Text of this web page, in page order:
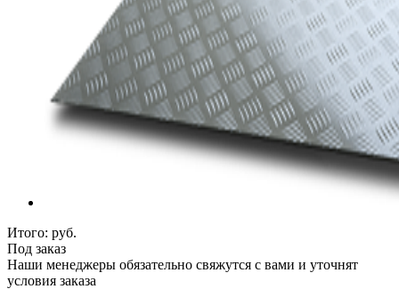
Итого: руб.
Под заказ
Наши менеджеры обязательно свяжутся с вами и уточнят
условия заказа